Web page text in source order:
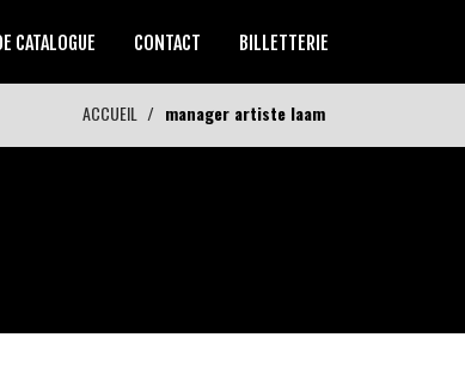
CATALOGUE CONTACT BILLETTERIE
ACCUEIL manager artiste laam